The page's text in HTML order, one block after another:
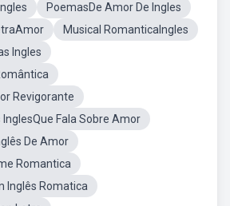
PoemasDe Amor De Ingles
Musical RomanticaIngles
Ingles
Revigorante
InglesQue Fala Sobre Amor
De Amor
Romantica
Inglês Romatica